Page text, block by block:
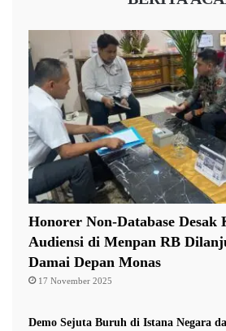
Riau untuk membantu memfasilitasi
ajudannya dan Bupati Kuantan
Kuantan Singingi agar amplop
dikembalikan.
Ia juga menegaskan akan bersikap
KPK membutuhkan dokumen
dalam proses penyidikan.
“Saya, seluruh staf, apabila ada
dibutuhkan atau saya dipanggil,
penuhi. Ini dalam rangka
memperbaiki sektor kehutanan,”
Honorer Non-Database Desak
Audiensi di Menpan RB
Damai Depan Monas
17 November 2025
Demo Sejuta Buruh di Istana Negara